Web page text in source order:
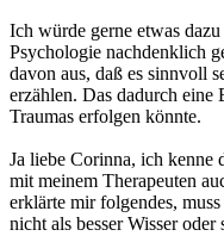
Ich würde gerne etwas
Psychologie nachdenklich
davon aus, daß es sinnvoll
erzählen. Das dadurch eine
Traumas erfolgen könnte.
Ja liebe Corinna, ich kenne
mit meinem Therapeuten
erklärte mir folgendes,
nicht als besser Wisser